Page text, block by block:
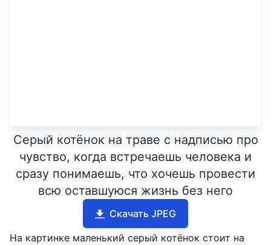
Серый котёнок на траве с надписью про
чувство, когда встречаешь человека и
сразу понимаешь, что хочешь провести
всю оставшуюся жизнь без него
Скачать JPEG
На картинке маленький серый котёнок стоит на